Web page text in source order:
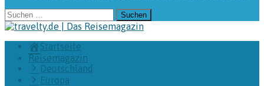
Suchen
nach:
Startseite
Reisemagazin
Deutschland
Europa